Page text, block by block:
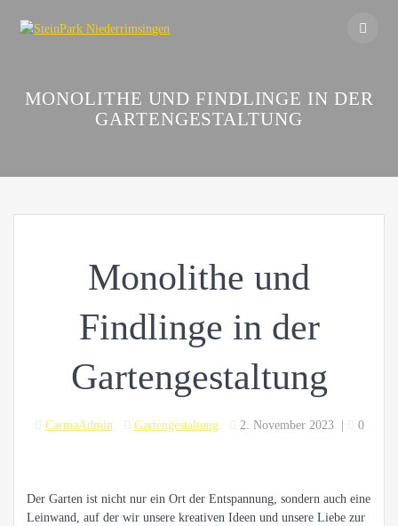
MONOLITHE UND FINDLINGE IN DER
GARTENGESTALTUNG
Monolithe und
Findlinge in der
Gartengestaltung
CarmaAdmin Gartengestaltung 2. November 2023| 0
Der Garten ist nicht nur ein Ort der Entspannung, sondern auch eine
Leinwand, auf der wir unsere kreativen Ideen und unsere Liebe zur